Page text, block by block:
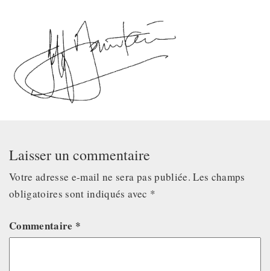
Laisser un commentaire
Votre adresse e-mail ne sera pas publiée. Les champs
obligatoires sont indiqués avec *
Commentaire *